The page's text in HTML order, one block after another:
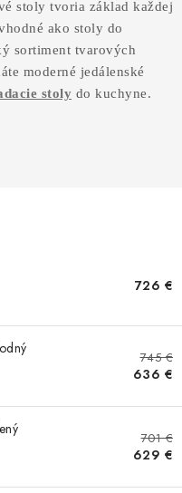
PODKLADOM
LAMELAMI
stoly tvoria základ každej
ako stoly do
sortiment tvarových
moderné jedálenské
stoly do kuchyne.
726 €
745 €
636 €
701 €
629 €